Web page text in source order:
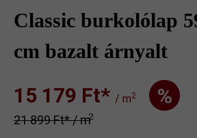
Classic burkolólap
cm bazalt árnyalt
15 179 Ft‎‎‎* / m2 %
21 899 Ft‎‎‎* / m2